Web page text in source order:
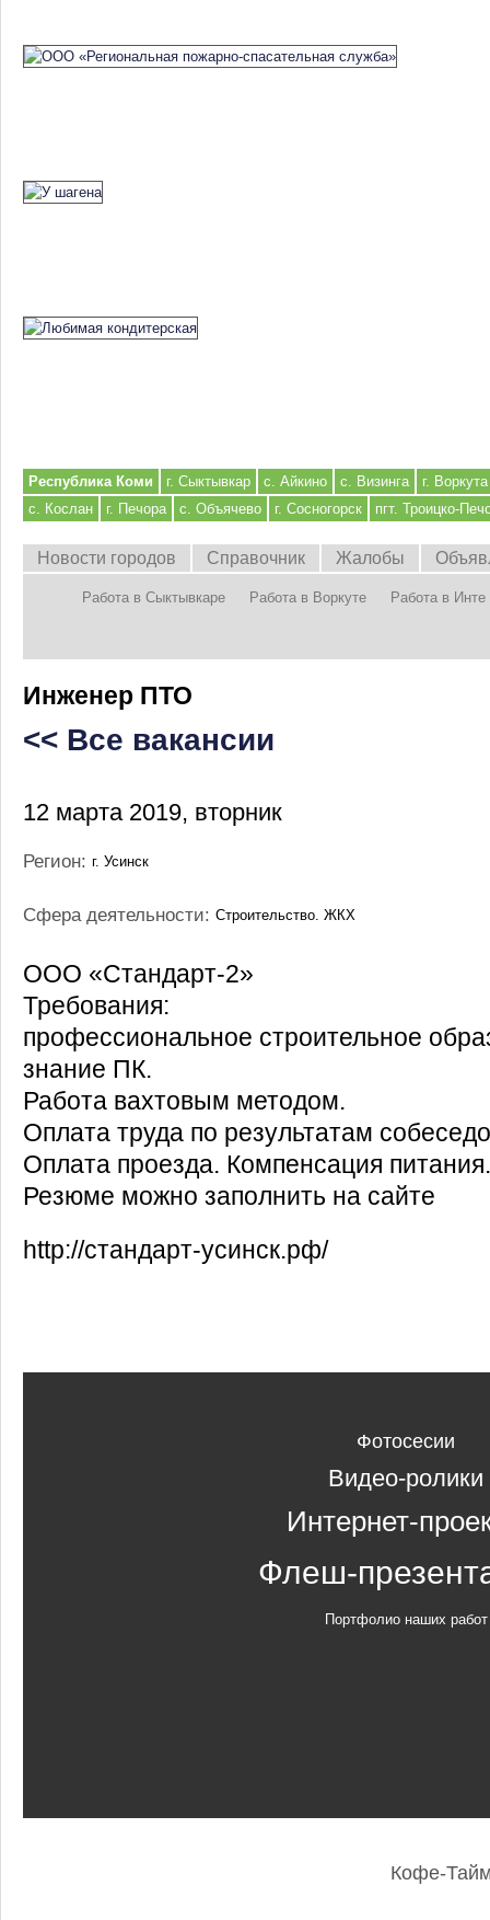
Республика Коми г. Сыктывкар с. Айкино с. Визинга
г. Воркута
с. Кослан
г. Печора с. Объячево г. Сосногорск пгт. Троицко-
Новости городов Справочник Жалобы
Работа в Сыктывкаре Работа в Воркуте Работа в Инте
Инженер ПТО
<< Все вакансии
12 марта 2019, вторник
Регион: г. Усинск
Сфера деятельности: Строительство. ЖКХ
ООО «Стандарт-2»
Требования:
профессиональное строительное
знание ПК.
Работа вахтовым методом.
Оплата труда по результатам
Оплата проезда. Компенсация питания.
Резюме можно заполнить на сайте
http://стандарт-усинск.рф/
Фотосесии
Видео-ролики
Интернет-
Флеш-
Портфолио наших работ
Кофе-